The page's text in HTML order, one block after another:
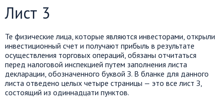
Лист 3
Те физические лица, которые являются инвесторами, открыли
инвестиционный счет и получают прибыль в результате
осуществления торговых операций, обязаны отчитаться
перед налоговой инспекцией путем заполнения листа
декларации, обозначенного буквой З. В бланке для данного
листа отведено целых четыре страницы — это все лист З,
состоящий из одиннадцати пунктов.